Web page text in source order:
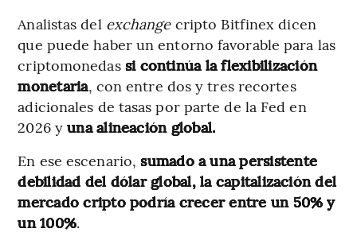
Analistas del exchangecripto Bitfinex dicen
que puede haber un entorno favorable para las
criptomonedas si continúa la flexibilización
monetaria, con entre dos y tres recortes
adicionales de tasas por parte de la Fed en
2026 yuna alineación global.
En ese escenario, sumado a una persistente
debilidad del dólar global, la capitalización del
mercado cripto podría crecer entre un 50% y
un 100%.